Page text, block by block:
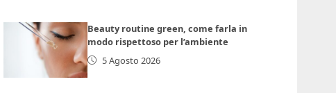
Beauty routine green, come farla in
modo rispettoso per l’ambiente
5 Agosto 2026